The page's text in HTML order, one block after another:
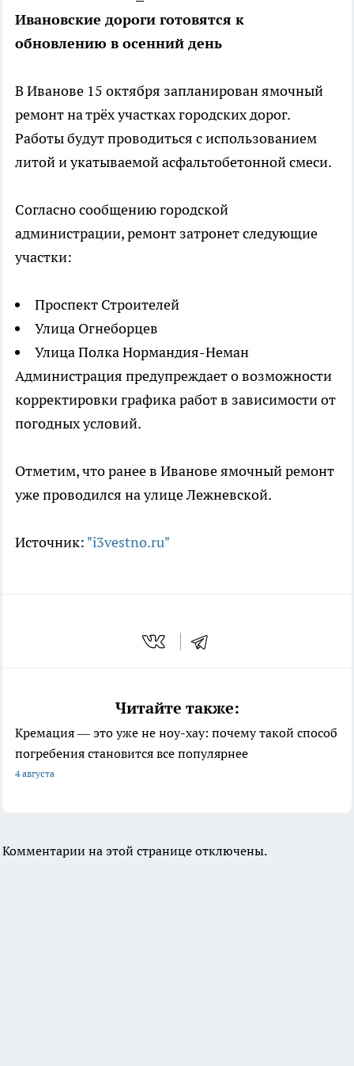
Ивановские дороги готовятся к
обновлению в осенний день
В Иванове 15 октября запланирован ямочный
ремонт на трёх участках городских дорог.
Работы будут проводиться с использованием
литой и укатываемой асфальтобетонной смеси.
Согласно сообщению городской
администрации, ремонт затронет следующие
участки:
Проспект Строителей
Улица Огнеборцев
Улица Полка Нормандия-Неман
Администрация предупреждает о возможности
корректировки графика работ в зависимости от
погодных условий.
Отметим, что ранее в Иванове ямочный ремонт
уже проводился на улице Лежневской.
Источник: "i3vestno.ru"
Читайте также:
Кремация — это уже не ноу-хау: почему такой способ
погребения становится все популярнее
4 августа
Комментарии на этой странице отключены.